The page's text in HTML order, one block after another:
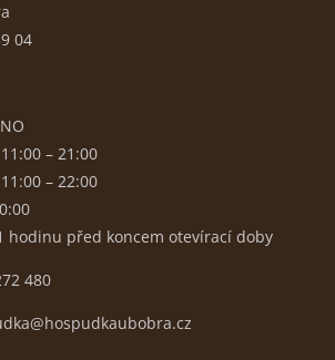
04
11:00 – 21:00
11:00 – 22:00
hodinu před koncem otevírací doby
480